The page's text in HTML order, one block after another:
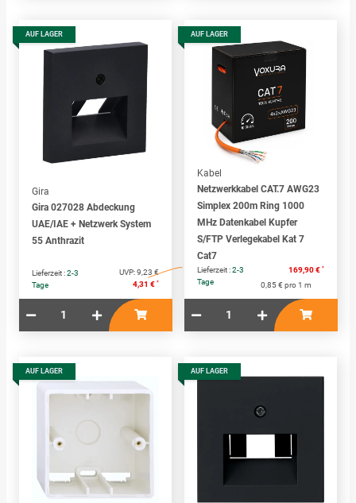
AUF LAGER
Gira
Gira 027028 Abdeckung
UAE/IAE + Netzwerk System
55 Anthrazit
Lieferzeit :2-3
Tage
UVP:9,23 €
4,31 € *
AUF LAGER
Kabel
Netzwerkkabel CAT.7 AWG23
Simplex 200m Ring 1000
MHz Datenkabel Kupfer
S/FTP Verlegekabel Kat 7
Cat7
Lieferzeit :2-3
Tage
169,90 € *
0,85 € pro 1 m
AUF LAGER AUF LAGER